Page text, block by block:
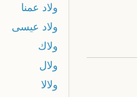
ولاد عمنا
ولاد عيسى
ولاك
ولال
ولالا